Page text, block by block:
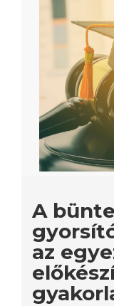
A
az